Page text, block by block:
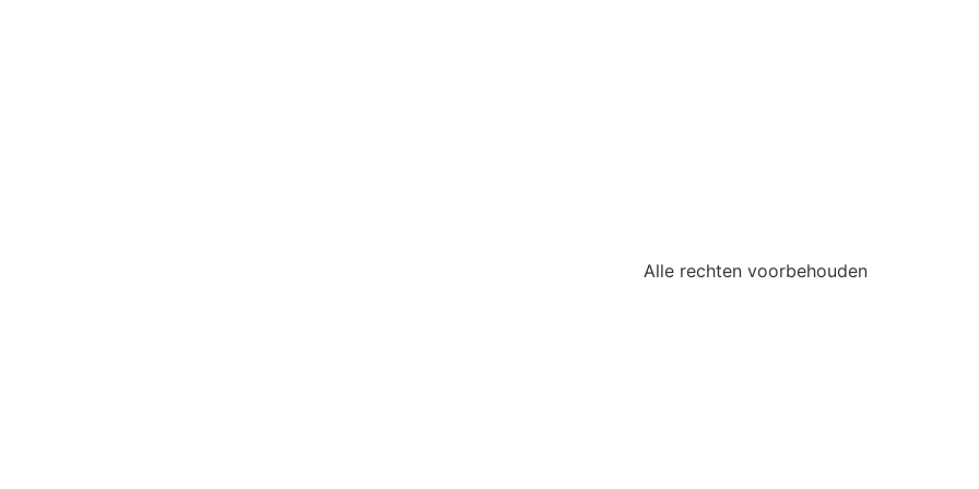
Alle rechten voorbehouden